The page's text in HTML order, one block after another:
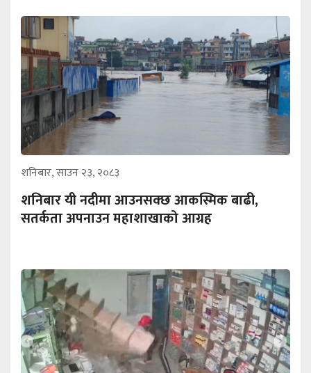
शनिबार, साउन २३, २०८३
शनिबार यी नदीमा आउनसक्छ आकस्मिक बाढी,
सतर्कता अपनाउन महाशाखाको आग्रह